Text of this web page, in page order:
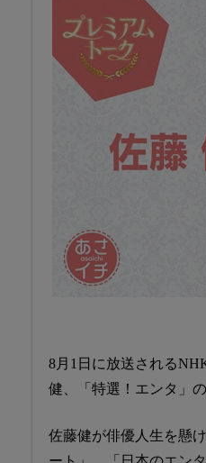
8月1日に放送される
健、「特選！エンタ」
佐藤健が俳優人生を懸